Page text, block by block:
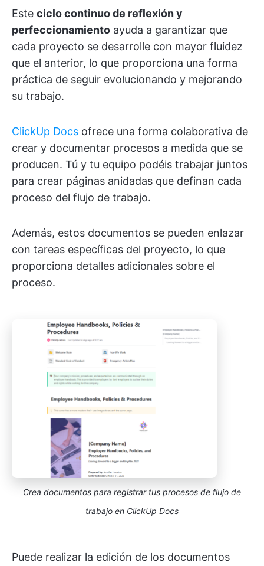
Este ciclo continuo de reflexión y
perfeccionamiento ayuda a garantizar que
cada proyecto se desarrolle con mayor fluidez
que el anterior, lo que proporciona una forma
práctica de seguir evolucionando y mejorando
su trabajo.
ClickUp Docs ofrece una forma colaborativa de
crear y documentar procesos a medida que se
producen. Tú y tu equipo podéis trabajar juntos
para crear páginas anidadas que definan cada
proceso del flujo de trabajo.
Además, estos documentos se pueden enlazar
con tareas específicas del proyecto, lo que
proporciona detalles adicionales sobre el
proceso.
Crea documentos para registrar tus procesos de flujo de
trabajo en ClickUp Docs
Puede realizar la edición de los documentos